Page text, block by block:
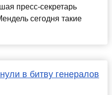
пресс-секретарь
сегодня такие
в битву генералов